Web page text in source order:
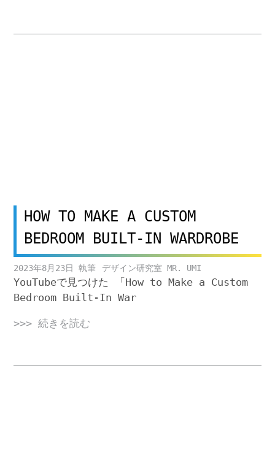
HOW TO MAKE A CUSTOM
BEDROOM BUILT-IN WARDROBE
2023年8月23日 デザイン研究室 MR. UMI
YouTubeで見つけた 「How to Make a Custom
Bedroom Built-In War
>>> 続きを読む